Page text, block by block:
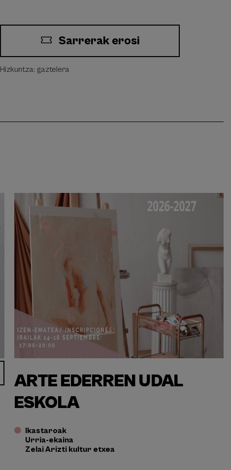
Sarrerak erosi
Hizkuntza: gaztelera
ARTE EDERREN UDAL
ESKOLA
Ikastaroak
Urria-ekaina
Zelai Arizti kultur etxea